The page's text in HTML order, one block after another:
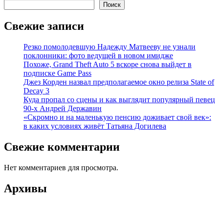
Поиск
Свежие записи
Резко помолодевшую Надежду Матвееву не узнали
поклонники: фото ведущей в новом имидже
Похоже, Grand Theft Auto 5 вскоре снова выйдет в
подписке Game Pass
Джез Корден назвал предполагаемое окно релиза State of
Decay 3
Куда пропал со сцены и как выглядит популярный певец
90-х Андрей Державин
«Скромно и на маленькую пенсию доживает свой век»:
в каких условиях живёт Татьяна Догилева
Свежие комментарии
Нет комментариев для просмотра.
Архивы